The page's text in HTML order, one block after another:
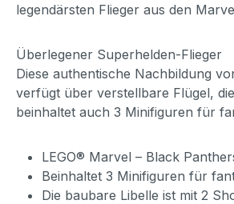
legendärsten Flieger aus den
Überlegener Superhelden-Flieger
Diese authentische Nachbildung
verfügt über verstellbare Flügel,
beinhaltet auch 3 Minifiguren für
LEGO® Marvel – Black
Beinhaltet 3 Minifiguren für
Die baubare Libelle ist mit 2